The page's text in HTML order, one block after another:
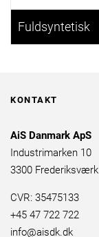
Fuldsyntetisk
KONTAKT
AiS Danmark ApS
Industrimarken 10
3300 Frederiksværk
CVR: 35475133
+45 47 722 722
info@aisdk.dk